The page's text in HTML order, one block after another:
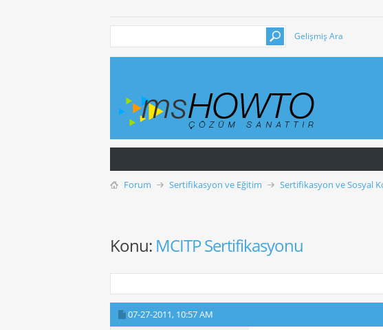
Gelişmiş Ara
Forum Sertifikasyon ve Eğitim Sertifikasyon ve Sosyal
Konu: MCITP Sertifikasyonu
07-27-2011, 10:57 AM